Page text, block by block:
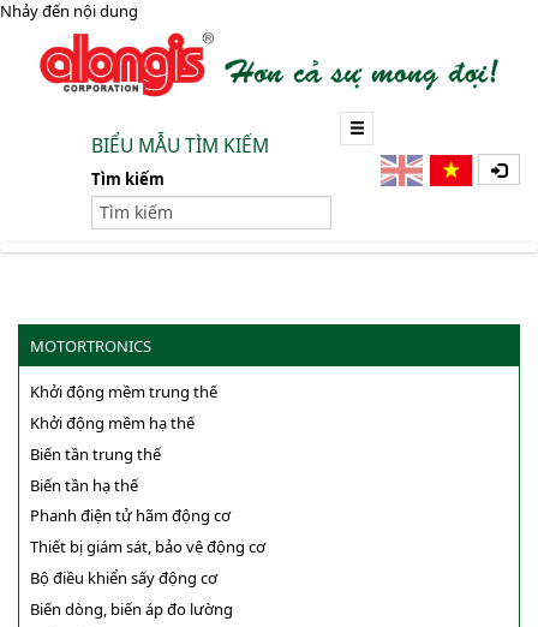
Nhảy đến nội dung
BIỂU MẪU TÌM KIẾM
Tìm kiếm
MOTORTRONICS
Khởi động mềm trung thế
Khởi động mềm hạ thế
Biến tần trung thế
Biến tần hạ thế
Phanh điện tử hãm động cơ
Thiết bị giám sát, bảo vệ động cơ
Bộ điều khiển sấy động cơ
Biến dòng, biến áp đo lường